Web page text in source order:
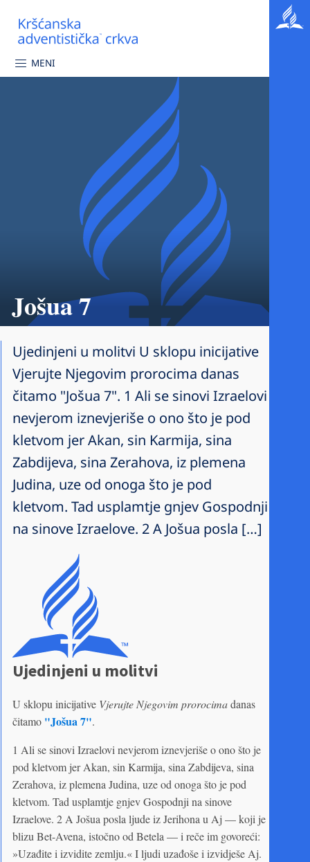
MENI
Jošua 7
Ujedinjeni u molitvi U sklopu inicijative
Vjerujte Njegovim prorocima danas
čitamo "Jošua 7". 1 Ali se sinovi Izraelovi
nevjerom iznevjeriše o ono što je pod
kletvom jer Akan, sin Karmija, sina
Zabdijeva, sina Zerahova, iz plemena
Judina, uze od onoga što je pod
kletvom. Tad usplamtje gnjev Gospodnji
na sinove Izraelove. 2 A Jošua posla […]
Ujedinjeni u molitvi
U sklopu inicijative Vjerujte Njegovim prorocimadanas
čitamo "Jošua 7".
1 Ali se sinovi Izraelovi nevjerom iznevjeriše o ono što je
pod kletvom jer Akan, sin Karmija, sina Zabdijeva, sina
Zerahova, iz plemena Judina, uze od onoga što je pod
kletvom. Tad usplamtje gnjev Gospodnji na sinove
Izraelove. 2 A Jošua posla ljude iz Jerihona u Aj — koji je
blizu Bet-Avena, istočno od Betela — i reče im govoreći:
»Uzađite i izvidite zemlju.« I ljudi uzađoše i izvidješe Aj.